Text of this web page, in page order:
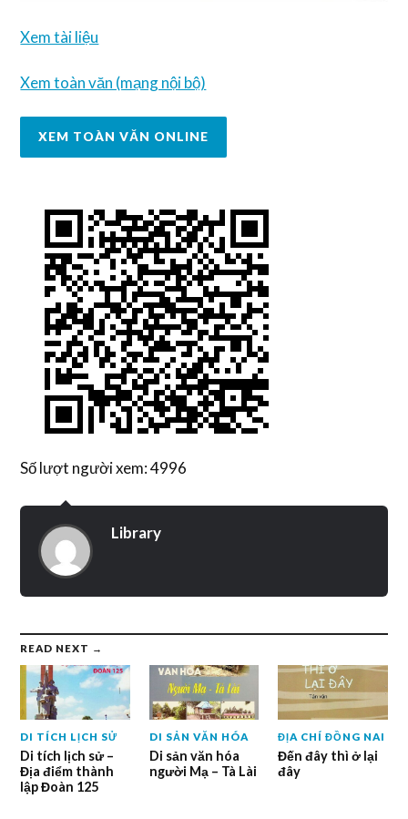
Xem tài liệu
Xem toàn văn (mạng nội bộ)
XEM TOÀN VĂN ONLINE
Số lượt người xem: 4996
Library
READ NEXT →
DI TÍCH LỊCH SỬ
Di tích lịch sử –
Địa điểm thành
lập Đoàn 125
DI SẢN VĂN HÓA
Di sản văn hóa
người Mạ – Tà Lài
ĐỊA CHÍ ĐỒNG NAI
Đến đây thì ở lại
đây